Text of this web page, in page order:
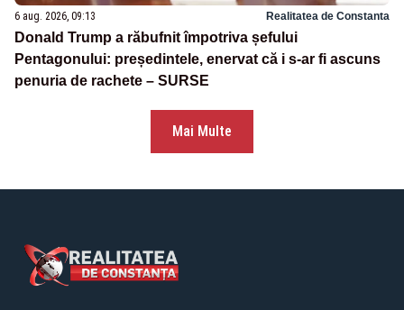
6 aug. 2026, 09:13 Realitatea de Constanta
Donald Trump a răbufnit împotriva șefului
Pentagonului: președintele, enervat că i s-ar fi ascuns
penuria de rachete – SURSE
Mai Multe